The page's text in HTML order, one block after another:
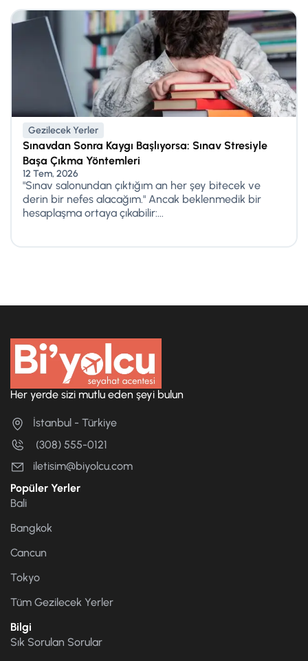
Gezilecek Yerler
Sınavdan Sonra Kaygı Başlıyorsa: Sınav Stresiyle
Başa Çıkma Yöntemleri
12 Tem, 2026
"Sınav salonundan çıktığım an her şey bitecek ve
derin bir nefes alacağım." Ancak beklenmedik bir
hesaplaşma ortaya çıkabilir:...
Her yerde sizi mutlu eden şeyi bulun
İstanbul - Türkiye
(308) 555-0121
iletisim@biyolcu.com
Popüler Yerler
Bali
Bangkok
Cancun
Tokyo
Tüm Gezilecek Yerler
Bilgi
Sık Sorulan Sorular